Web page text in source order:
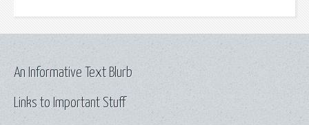
Links to Important Stuff
An Informative Text Blurb